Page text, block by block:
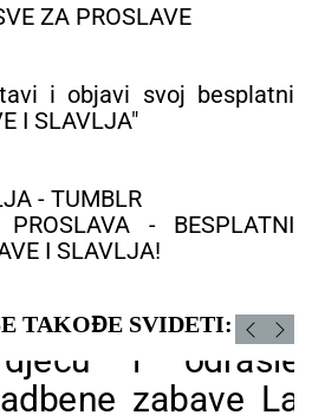
ZA PROSLAVE
i objavi svoj besplatni
I SLAVLJA"
- TUMBLR
- BESPLATNI
I SLAVLJA!
TAKOĐE SVIDETI: